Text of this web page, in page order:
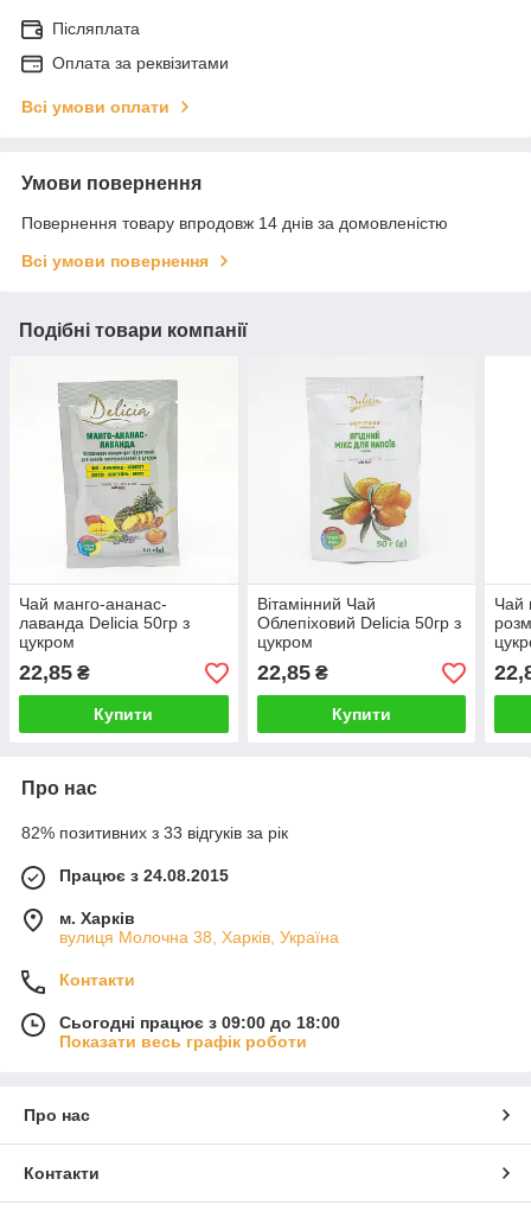
Післяплата
Оплата за реквізитами
Всі умови оплати
Умови повернення
Повернення товару впродовж 14 днів за домовленістю
Всі умови повернення
Подібні товари компанії
Чай манго-ананас-
лаванда Delicia 50гр з
цукром
22,85 ₴
Купити
Вітамінний Чай
Облепіховий Delicia 50гр з
цукром
22,85₴
Купити
Чай
Про нас
82% позитивних з 33 відгуків за рік
Працює з 24.08.2015
м. Харків
вулиця Молочна 38, Харків, Україна
Контакти
Сьогодні працює з 09:00 до 18:00
Показати весь графік роботи
Про нас
Контакти